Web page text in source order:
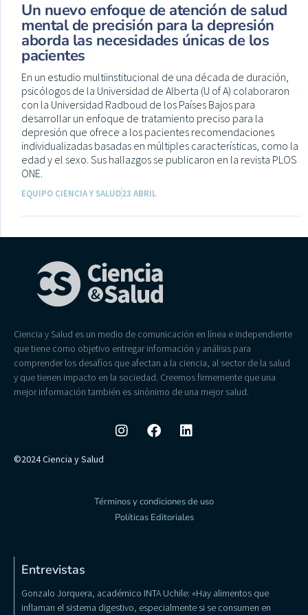
Un nuevo enfoque de atención de salud
mental de precisión para la depresión
aborda las necesidades únicas de los
pacientes
En un estudio multiinstitucional de una década de duración,
psicólogos de la Universidad de Alberta (U of A) colaboraron
con la Universidad Radboud de los Países Bajos para
desarrollar un enfoque de tratamiento preciso para la
depresión que ofrece a los pacientes recomendaciones
individualizadas basadas en múltiples características, como la
edad y el sexo. Sus hallazgos se publicaron en la revista PLOS
ONE.
EQUIPO CIENCIA Y SALUD23 ABRIL
Ciencia y Salud es un medio de comunicación en línea e independiente
que tiene como objetivo entregar información y análisis para
comprender los desafíos que afectan a la ciencia, al sector de la salud
y que tienen impacto en la sociedad. Creemos firmemente que una
mejor información también es sinónimo de una mejor salud.
©2024 Ciencia y Salud
Términos y condiciones de uso
Políticas Editoriales
Entrevistas
Gonzalo Jorquera, académico INTA Uchile: «Hay alimentos que
inflaman el sistema digestivo, especialmente si se consumen en